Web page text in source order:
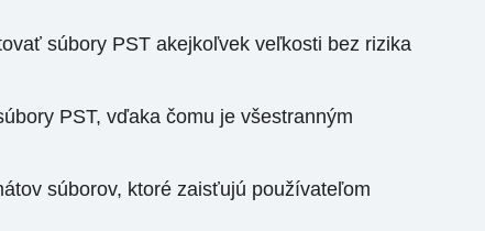
súbory PST akejkoľvek veľkosti bez rizika
PST, vďaka čomu je všestranným
súborov, ktoré zaisťujú používateľom